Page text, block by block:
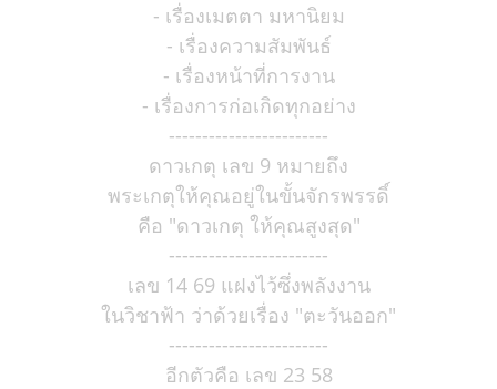
- เรื่องเมตตา มหานิยม
- เรื่องความสัมพันธ์
- เรื่องหน้าที่การงาน
- เรื่องการก่อเกิดทุกอย่าง
------------------------
ดาวเกตุ เลข 9 หมายถึง
พระเกตุให้คุณอยู่ในขั้นจักรพรรดิ์
คือ "ดาวเกตุ ให้คุณสูงสุด"
------------------------
เลข 14 69 แฝงไว้ซึ่งพลังงาน
ในวิชาฟ้า ว่าด้วยเรื่อง "ตะวันออก"
------------------------
อีกตัวคือ เลข 23 58